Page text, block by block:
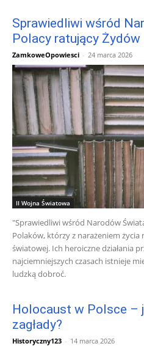
Sprawiedliwi wśród
Polacy ratujący Żydów
ZamkoweOpowiesci - 24 marca 2026
II Wojna Światowa
"Sprawiedliwi wśród Narodów
Polaków, którzy z narażeniem
światowej. Ich heroiczne działania
najciemniejszych czasach istnieje
ludzką dobroć.
Holocaust w Polsce –
zagłady?
Historyczny123 - 14 marca 2026